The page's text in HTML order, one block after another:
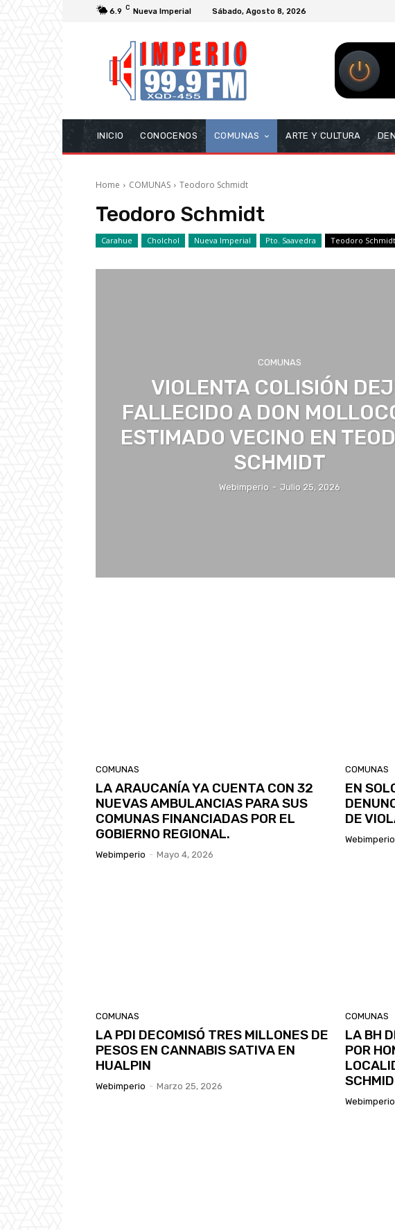
6.9 C Nueva Imperial Sábado, Agosto 8, 2026
INICIO CONOCENOS COMUNAS ARTE Y CULTURA
Home COMUNAS Teodoro Schmidt
Teodoro Schmidt
Carahue Cholchol Nueva Imperial Pto. Saavedra Teodoro Schmidt
COMUNAS
VIOLENTA COLISIÓN
FALLECIDO A DON
ESTIMADO VECINO EN
SCHMIDT
Webimperio - Julio 25, 2026
COMUNAS
LA ARAUCANÍA YA CUENTA CON 32
NUEVAS AMBULANCIAS PARA SUS
COMUNAS FINANCIADAS POR EL
GOBIERNO REGIONAL.
Webimperio - Mayo 4, 2026
COMUNAS
EN
DE
Webimperio
COMUNAS
LA PDI DECOMISÓ TRES MILLONES DE
PESOS EN CANNABIS SATIVA EN
HUALPIN
Webimperio - Marzo 25, 2026
COMUNAS
LA BH
POR
Webimperio